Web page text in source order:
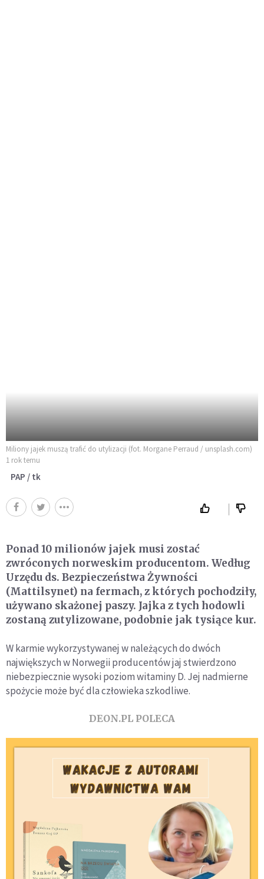
Miliony jajek muszą trafić do utylizacji (fot. Morgane Perraud / unsplash.com)
1 rok temu
PAP / tk
Ponad 10 milionów jajek musi zostać
zwróconych norweskim producentom. Według
Urzędu ds. Bezpieczeństwa Żywności
(Mattilsynet) na fermach, z których pochodziły,
używano skażonej paszy. Jajka z tych hodowli
zostaną zutylizowane, podobnie jak tysiące kur.
W karmie wykorzystywanej w należących do dwóch
największych w Norwegii producentów jaj stwierdzono
niebezpiecznie wysoki poziom witaminy D. Jej nadmierne
spożycie może być dla człowieka szkodliwe.
DEON.PL POLECA